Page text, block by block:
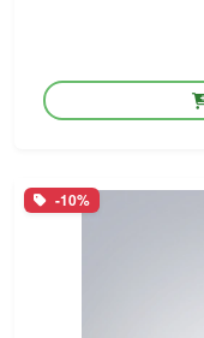
-10%